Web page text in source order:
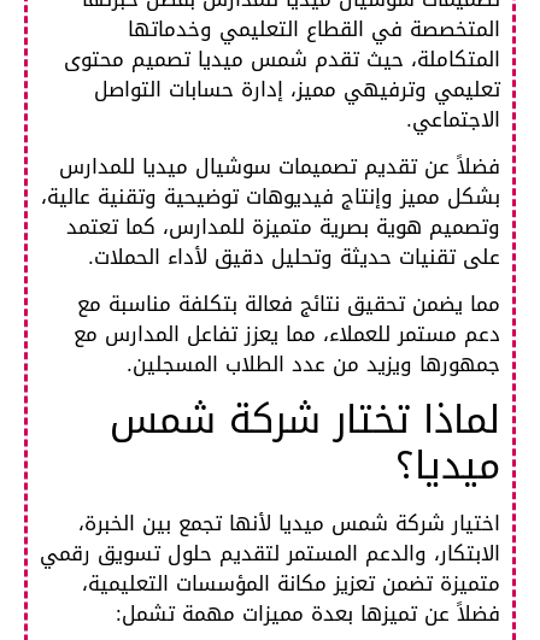
المتخصصة في القطاع التعليمي وخدماتها
المتكاملة، حيث تقدم شمس ميديا تصميم محتوى
تعليمي وترفيهي مميز، إدارة حسابات التواصل
الاجتماعي.
فضلاً عن تقديم تصميمات سوشيال ميديا للمدارس
بشكل مميز وإنتاج فيديوهات توضيحية وتقنية عالية،
وتصميم هوية بصرية متميزة للمدارس، كما تعتمد
على تقنيات حديثة وتحليل دقيق لأداء الحملات.
مما يضمن تحقيق نتائج فعالة بتكلفة مناسبة مع
دعم مستمر للعملاء، مما يعزز تفاعل المدارس مع
جمهورها ويزيد من عدد الطلاب المسجلين.
لماذا تختار شركة شمس
ميديا؟
اختيار شركة شمس ميديا لأنها تجمع بين الخبرة،
الابتكار، والدعم المستمر لتقديم حلول تسويق رقمي
متميزة تضمن تعزيز مكانة المؤسسات التعليمية،
فضلاً عن تميزها بعدة مميزات مهمة تشمل: